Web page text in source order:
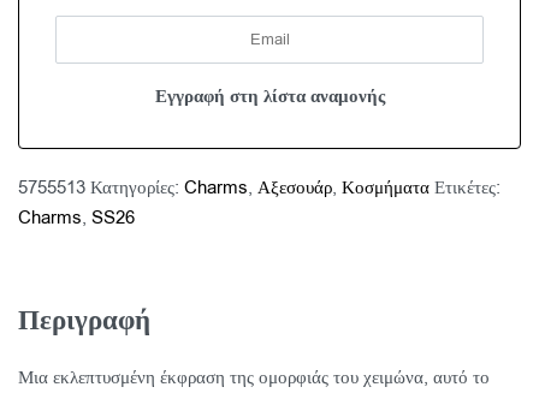
5755513 Κατηγορίες: Charms, Αξεσουάρ, Κοσμήματα Ετικέτες:
Charms, SS26
Περιγραφή
Μια εκλεπτυσμένη έκφραση της ομορφιάς του χειμώνα, αυτό το